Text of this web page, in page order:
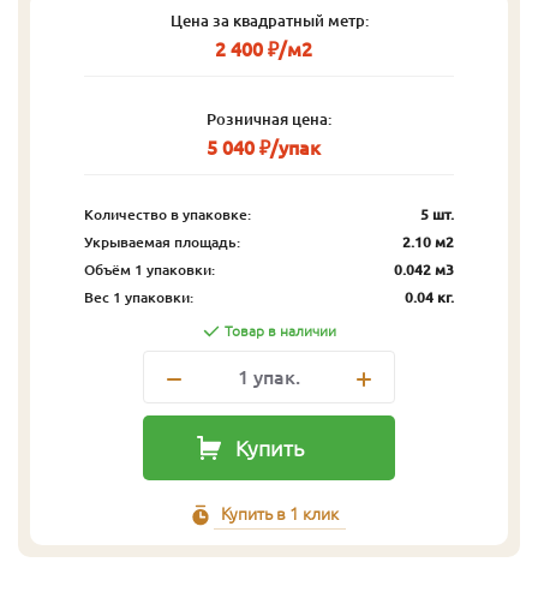
Цена за квадратный метр:
2 400 ₽/м2
Розничная цена:
5 040 ₽/упак
Количество в упаковке:
5 шт.
Укрываемая площадь:
2.10 м2
Объём 1 упаковки:
0.042 м3
Вес 1 упаковки:
0.04 кг.
Товар в наличии
1 упак.
Купить
Купить в 1 клик